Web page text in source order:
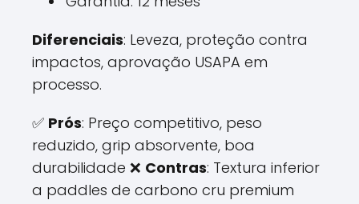
Diferenciais: Leveza, proteção contra
impactos, aprovação USAPA em
processo.
✅ Prós: Preço competitivo, peso
reduzido, grip absorvente, boa
durabilidade ❌ Contras: Textura inferior
a paddles de carbono cru premium